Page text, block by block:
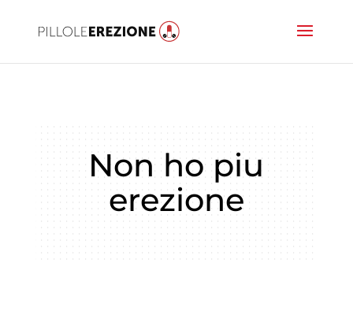
Non ho piu
erezione